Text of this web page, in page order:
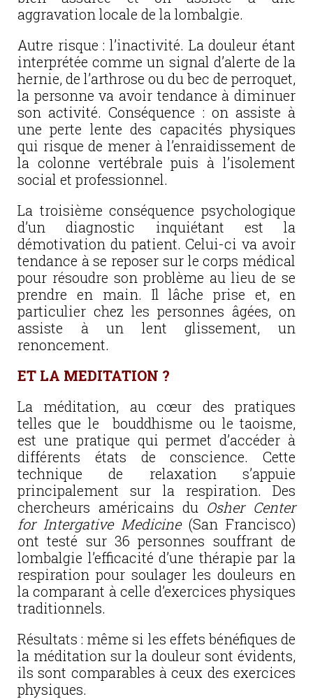
aggravation locale de la lombalgie.
Autre risque : l’inactivité. La douleur étant
interprétée comme un signal d’alerte de la
hernie, de l’arthrose ou du bec de perroquet,
la personne va avoir tendance à diminuer
son activité. Conséquence : on assiste à
une perte lente des capacités physiques
qui risque de mener à l’enraidissement de
la colonne vertébrale puis à l’isolement
social et professionnel.
La troisième conséquence psychologique
d’un diagnostic inquiétant est la
démotivation du patient. Celui-ci va avoir
tendance à se reposer sur le corps médical
pour résoudre son problème au lieu de se
prendre en main. Il lâche prise et, en
particulier chez les personnes âgées, on
assiste à un lent glissement, un
renoncement.
ET LA MEDITATION ?
La méditation, au cœur des pratiques
telles que le bouddhisme ou le taoisme,
est une pratique qui permet d’accéder à
différents états de conscience. Cette
technique de relaxation s’appuie
principalement sur la respiration. Des
chercheurs américains du Osher Center
for Intergative Medicine(San Francisco)
ont testé sur 36 personnes souffrant de
lombalgie l’efficacité d’une thérapie par la
respiration pour soulager les douleurs en
la comparant à celle d’exercices physiques
traditionnels.
Résultats : même si les effets bénéfiques de
la méditation sur la douleur sont évidents,
ils sont comparables à ceux des exercices
physiques.